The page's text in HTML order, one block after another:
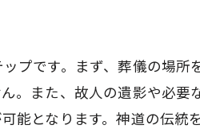
道の儀式
ちの象徴
プです。まず、葬儀の場所
。また、故人の遺影や必要
能となります。神道の伝統